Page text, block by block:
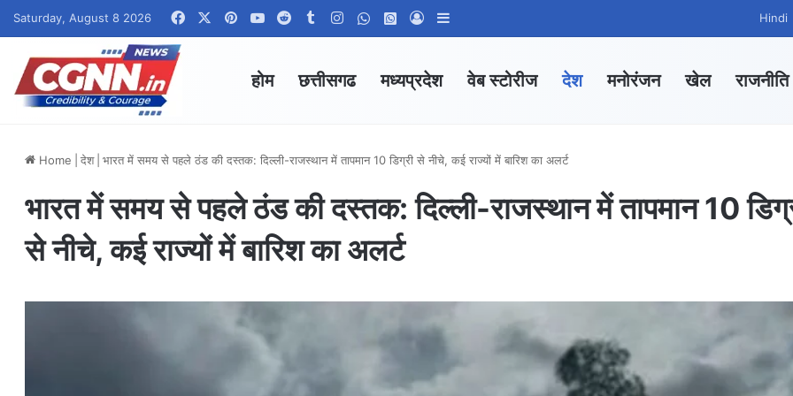
Saturday, August 8 2026 FacebookPinterestYouTubeRedditTumblrInstagramWhatsApp Channel
WhatsApp Group
Log In Hindi
होम छत्तीसगढ मध्यप्रदेश वेब स्टोरीज देश मनोरंजन खेल राजनीति
Home देश भारत में समय से पहले ठंड की दस्तक: दिल्ली-राजस्थान में तापमान 10 डिग्री से नीचे, कई राज्यों में बारिश का अलर्ट
भारत में समय से पहले ठंड की दस्तक: दिल्ली-राजस्थान में तापमान 10
से नीचे, कई राज्यों में बारिश का अलर्ट